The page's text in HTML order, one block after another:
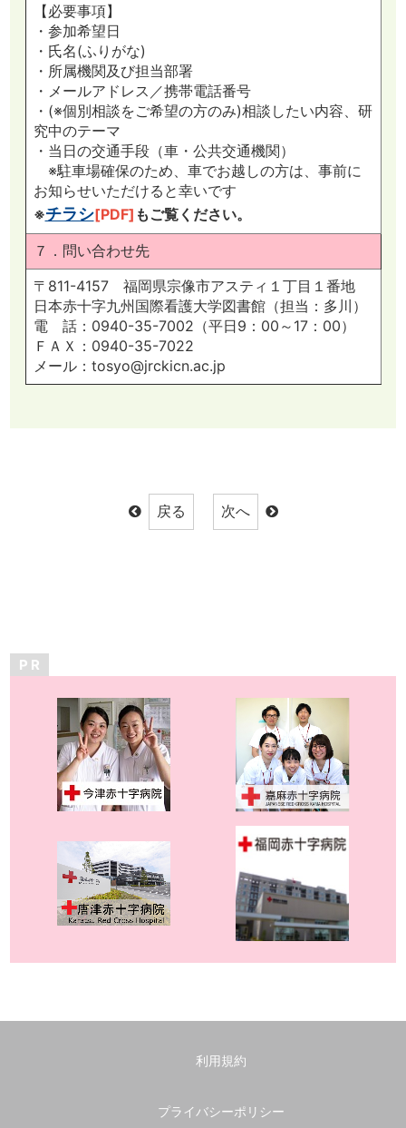
【必要事項】
・参加希望日
・氏名(ふりがな)
・所属機関及び担当部署
・メールアドレス／携帯電話番号
・(※個別相談をご希望の方のみ)相談したい内容、研
究中のテーマ
・当日の交通手段（車・公共交通機関）
※駐車場確保のため、車でお越しの方は、事前に
お知らせいただけると幸いです
※チラシ[PDF] もご覧ください。
７．問い合わせ先
〒811-4157 福岡県宗像市アスティ１丁目１番地
日本赤十字九州国際看護大学図書館（担当：多川）
電 話：0940-35-7002（平日9：00～17：00）
ＦＡＸ：0940-35-7022
メール：tosyo@jrckicn.ac.jp
P R
利用規約
プライバシーポリシー